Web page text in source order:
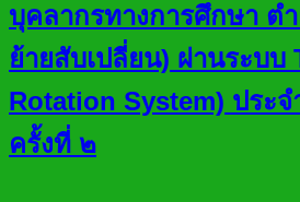
บุคลากรทางการศึกษา ต
ย้ายสับเปลี่ยน) ผ่านระบบ
Rotation System) ประ
ครั้งที่ ๒